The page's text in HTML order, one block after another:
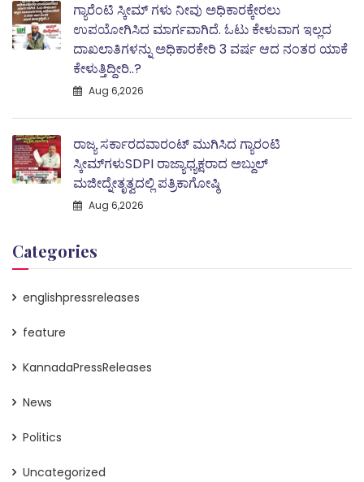
ಗ್ಯಾರೆಂಟಿ ಸ್ಕೀಮ್ ಗಳು ನೀವು ಅಧಿಕಾರಕ್ಕೇರಲು
ಉಪಯೋಗಿಸಿದ ಮಾರ್ಗವಾಗಿದೆ. ಓಟು ಕೇಳುವಾಗ ಇಲ್ಲದ
ದಾಖಲಾತಿಗಳನ್ನು ಅಧಿಕಾರಕೇರಿ 3 ವರ್ಷ ಆದ ನಂತರ ಯಾಕೆ
ಕೇಳುತ್ತಿದ್ದೀರಿ..?
Aug 6,2026
ರಾಜ್ಯ ಸರ್ಕಾರದವಾರಂಟ್ ಮುಗಿಸಿದ ಗ್ಯಾರಂಟಿ
ಸ್ಕೀಮ್‌ಗಳುSDPI ರಾಜ್ಯಾಧ್ಯಕ್ಷರಾದ ಅಬ್ದುಲ್
ಮಜೀದ್ನೇತೃತ್ವದಲ್ಲಿ ಪತ್ರಿಕಾಗೋಷ್ಠಿ
Aug 6,2026
Categories
englishpressreleases
feature
KannadaPressReleases
News
Politics
Uncategorized